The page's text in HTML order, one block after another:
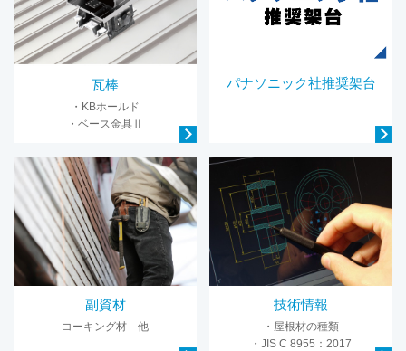
瓦棒
・KBホールド
・ベース金具Ⅱ
パナソニック社推奨架台
副資材
コーキング材 他
技術情報
・屋根材の種類
・JIS C 8955：2017